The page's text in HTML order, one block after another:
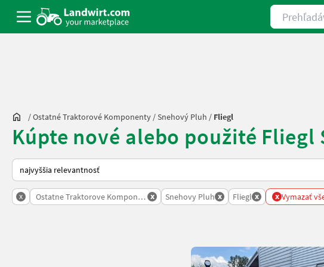
Prehľadávať
/Ostatné Traktorové Komponenty /Snehový Pluh / Fliegl
Kúpte nové alebo použité Fliegl
Takto sa vykonáva triedenie na Landwirt.com
x Ostatne Traktorove Komponenty
x Snehovy Pluh x Fliegl x x Vymazať